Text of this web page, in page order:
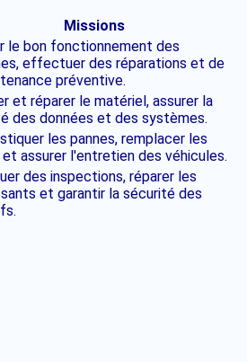
Missions
le bon fonctionnement des
effectuer des réparations et de
préventive.
et réparer le matériel, assurer la
des données et des systèmes.
les pannes, remplacer les
assurer l'entretien des véhicules.
des inspections, réparer les
et garantir la sécurité des